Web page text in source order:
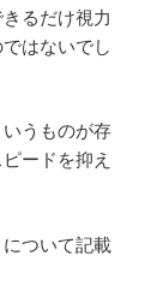
るだけ視力
はないでし
うものが存
ードを抑え
ついて記載